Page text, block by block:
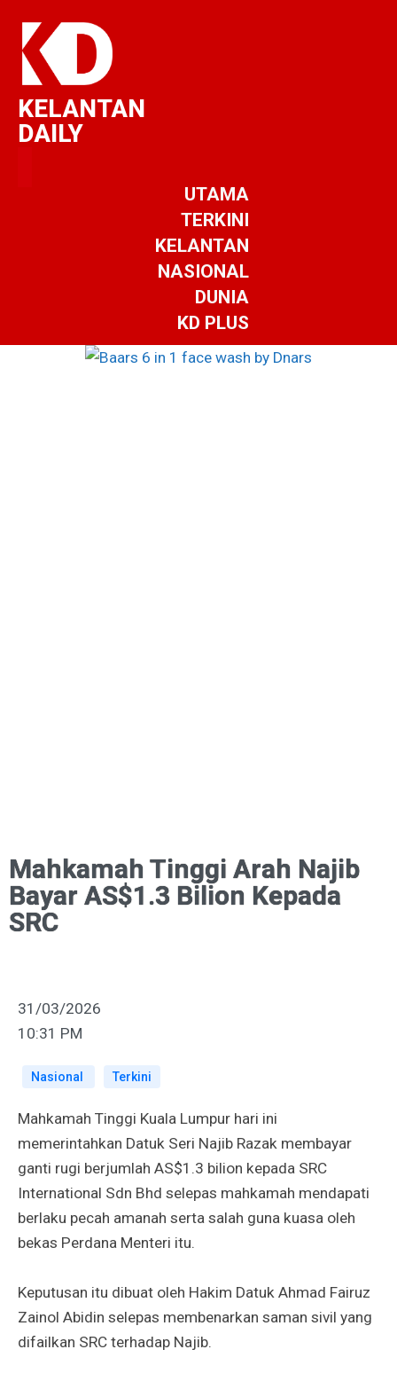
KELANTAN
DAILY
UTAMA
TERKINI
KELANTAN
NASIONAL
DUNIA
KD PLUS
Mahkamah Tinggi Arah Najib
Bayar AS$1.3 Bilion Kepada
SRC
31/03/2026
10:31 PM
Nasional Terkini
Mahkamah Tinggi Kuala Lumpur hari ini
memerintahkan Datuk Seri Najib Razak membayar
ganti rugi berjumlah AS$1.3 bilion kepada SRC
International Sdn Bhd selepas mahkamah mendapati
berlaku pecah amanah serta salah guna kuasa oleh
bekas Perdana Menteri itu.
Keputusan itu dibuat oleh Hakim Datuk Ahmad Fairuz
Zainol Abidin selepas membenarkan saman sivil yang
difailkan SRC terhadap Najib.